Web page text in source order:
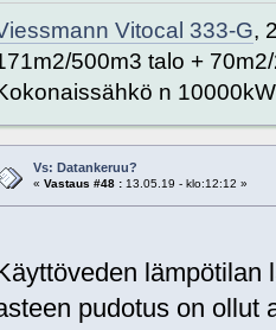
Vitocal 333-G,
500m3 talo +
n
Vs: Datankeruu?
« Vastaus #48 :13.05.19 - klo:12:12 »
lämpötilan
pudotus on ollut